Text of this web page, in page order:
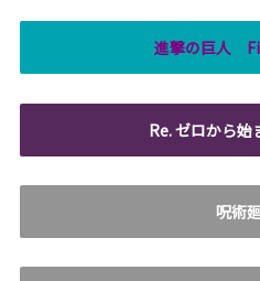
進撃の巨人
Re. ゼロから始
呪術